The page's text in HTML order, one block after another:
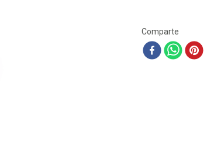
Comparte